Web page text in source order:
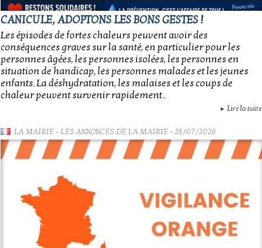
CANICULE, ADOPTONS LES BONS GESTES !
Les épisodes de fortes chaleurs peuvent avoir des
conséquences graves sur la santé, en particulier pour les
personnes âgées, les personnes isolées, les personnes en
situation de handicap, les personnes malades et les jeunes
enfants. La déshydratation, les malaises et les coups de
chaleur peuvent survenir rapidement..
► Lire la suite
LA MAIRIE- LES ANNONCES DE LA MAIRIE- 28/07/2026